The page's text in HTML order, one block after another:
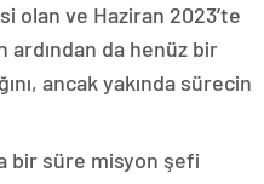
olan ve Haziran 2023’te
ardından da henüz bir
ancak yakında sürecin
bir süre misyon şefi